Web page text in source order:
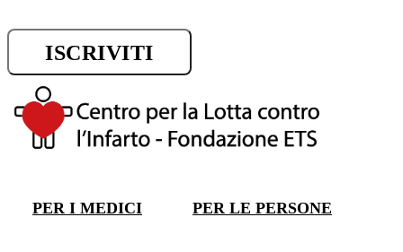
ISCRIVITI
PER I MEDICI PER LE PERSONE